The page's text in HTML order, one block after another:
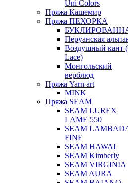
Uni Colors
Пряжа Кашемир
Пряжа ПЕХОРКА
Перуанская
Воздушный кант
Lace)
Монгольский
верблюд
Пряжа Yarn art
MINK
Пряжа SEAM
SEAM LUREX
LAME 550
SEAM
FINE
SEAM HAWAI
SEAM Kimberly
SEAM VIRGINIA
SEAM AURA